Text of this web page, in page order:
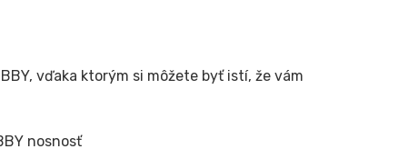
vďaka ktorým si môžete byť istí, že vám